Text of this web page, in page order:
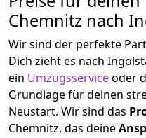
Chemnitz nach
Wir sind der perfekte
Dich zieht es nach
ein Umzugsserviceoder
Grundlage für deinen
Neustart. Wir sind das
Chemnitz, das deine